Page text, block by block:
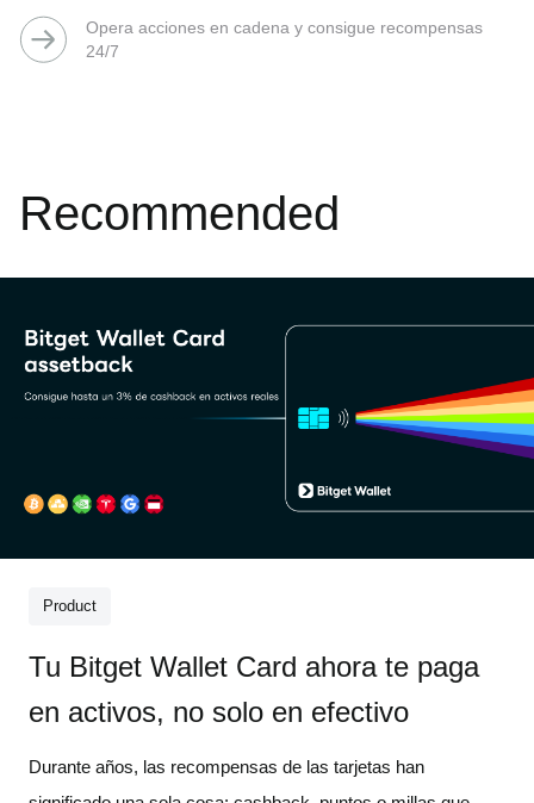
Opera acciones en cadena y consigue recompensas
24/7
Recommended
Product
Tu Bitget Wallet Card ahora te paga
en activos, no solo en efectivo
Durante años, las recompensas de las tarjetas han